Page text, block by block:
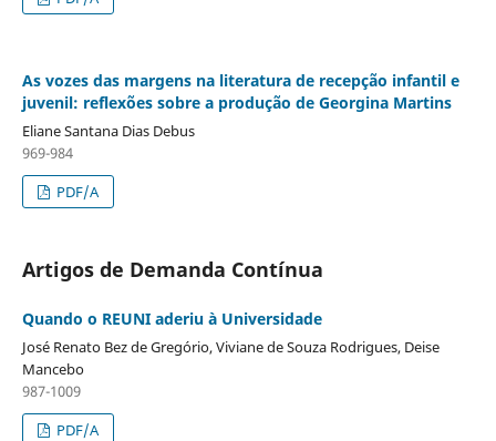
As vozes das margens na literatura de recepção infantil e
juvenil: reflexões sobre a produção de Georgina Martins
Eliane Santana Dias Debus
969-984
PDF/A
Artigos de Demanda Contínua
Quando o REUNI aderiu à Universidade
José Renato Bez de Gregório, Viviane de Souza Rodrigues, Deise
Mancebo
987-1009
PDF/A